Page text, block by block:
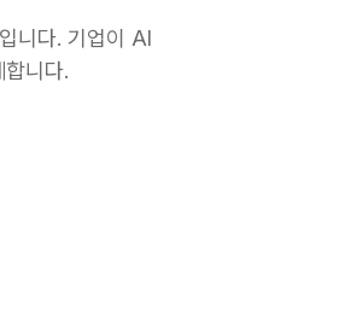
니다. 기업이 AI
니다.